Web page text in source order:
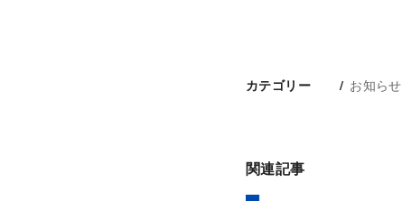
カテゴリー お知らせ
関連記事